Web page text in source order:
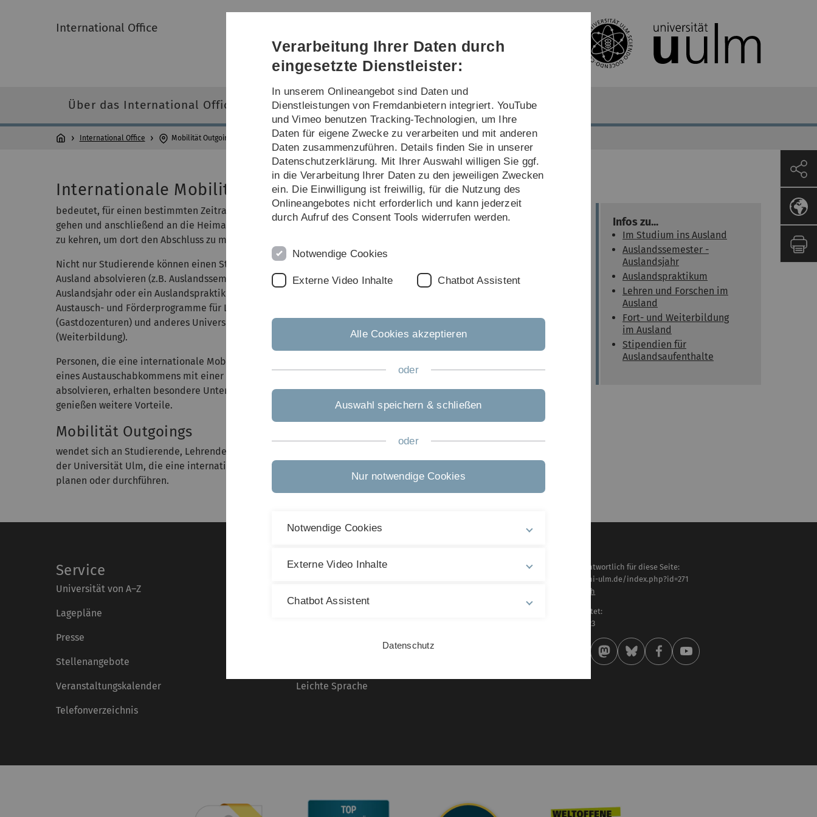
Direkt
Direkt
Direkt
(Sprache,
Drucken,
Social
Direkt
Direkt
International Office
Über das International Office Ukraine Mobilität Outgoings ...
International Office Mobilität Outgoings
Internationale Mobilität
bedeutet, für einen bestimmten Zeitraum ins Ausland zu
gehen und anschließend an die Heimatuniversität zurück
zu kehren, um dort den Abschluss zu machen.
Nicht nur Studierende können einen Studienabschnitt im
Ausland absolvieren (z.B. Auslandssemester bzw.
Auslandsjahr oder ein Auslandspraktikum). Es gibt auch
Austausch- und Förderprogramme für Lehrende
(Gastdozenturen) und anderes Universitätspersonal
(Weiterbildung).
Personen, die eine internationale Mobilität im Rahmen
eines Austauschabkommens mit einer Partnerhochschule
absolvieren, erhalten besondere Unterstützung und
genießen weitere Vorteile.
Mobilität Outgoings
wendet sich an Studierende, Lehrende und Beschäftigte
der Universität Ulm, die eine internationale Mobilität
planen oder durchführen.
Infos zu...
Im Studium ins Ausland
Auslandssemester -
Auslandsjahr
Auslandspraktikum
Lehren und Forschen im
Ausland
Fort- und Weiterbildung
im Ausland
Stipendien für
Auslandsaufenthalte
Service
Universität von A–Z
Lagepläne
Presse
Stellenangebote
Veranstaltungskalender
Telefonverzeichnis
Rechtliche Hinweise
Leichte Sprache
Inhaltlich verantwortlich für diese Seite:
https://www.uni-ulm.de/index.php?id=271
Daniela Englisch
Zuletzt bearbeitet:
05 . Oktober 2023
Verarbeitung Ihrer Daten durch
eingesetzte Dienstleister:
In unserem Onlineangebot sind Daten und
Dienstleistungen von Fremdanbietern integriert. YouTube
und Vimeo benutzen Tracking-Technologien, um Ihre
Daten für eigene Zwecke zu verarbeiten und mit anderen
Daten zusammenzuführen. Details finden Sie in unserer
Datenschutzerklärung. Mit Ihrer Auswahl willigen Sie ggf.
in die Verarbeitung Ihrer Daten zu den jeweiligen Zwecken
ein. Die Einwilligung ist freiwillig, für die Nutzung des
Onlineangebotes nicht erforderlich und kann jederzeit
durch Aufruf des Consent Tools widerrufen werden.
Notwendige Cookies
Externe Video Inhalte Chatbot Assistent
Alle Cookies akzeptieren
oder
Auswahl speichern & schließen
oder
Nur notwendige Cookies
Notwendige Cookies
Externe Video Inhalte
Chatbot Assistent
Datenschutz